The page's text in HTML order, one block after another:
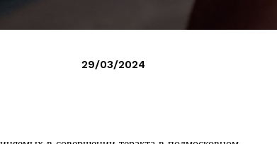
29/03/2024